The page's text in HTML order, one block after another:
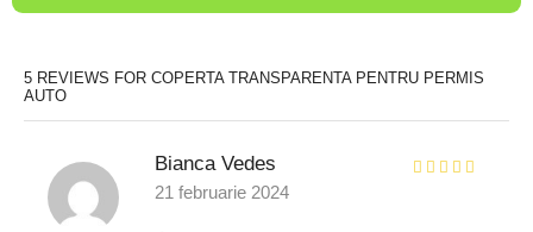
5 REVIEWS FOR COPERTA TRANSPARENTA PENTRU PERMIS
AUTO
Bianca Vedes
21 februarie 2024